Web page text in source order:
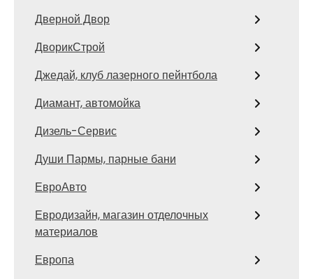
Дверной Двор
ДворикСтрой
Джедай, клуб лазерного пейнтбола
Диамант, автомойка
Дизель-Сервис
Души Пармы, парные бани
ЕвроАвто
Евродизайн, магазин отделочных
материалов
Европа